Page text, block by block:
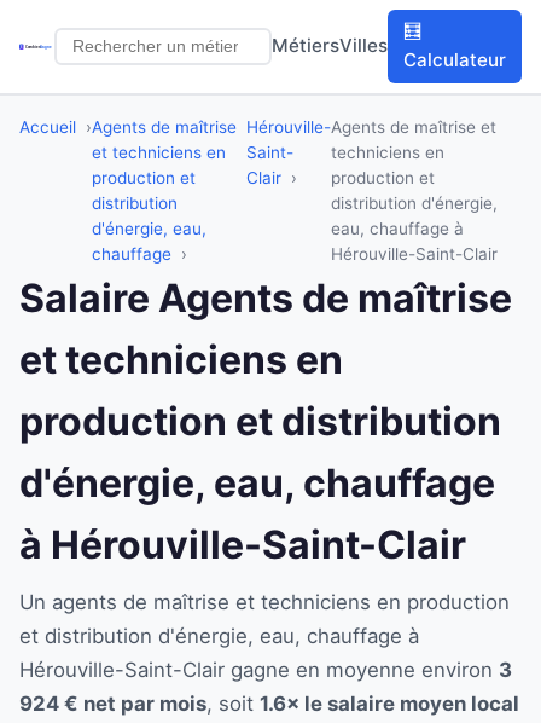
MétiersVilles
🧮
Calculateur
Accueil
Agents de maîtrise
et techniciens en
production et
distribution
d'énergie, eau,
chauffage
Hérouville-
Saint-
Clair
Agents de maîtrise et
techniciens en
production et
distribution d'énergie,
eau, chauffage à
Hérouville-Saint-Clair
Salaire Agents de maîtrise
et techniciens en
production et distribution
d'énergie, eau, chauffage
à Hérouville-Saint-Clair
Un agents de maîtrise et techniciens en production
et distribution d'énergie, eau, chauffage à
Hérouville-Saint-Clair gagne en moyenne environ 3
924 € net par mois, soit 1.6× le salaire moyen local